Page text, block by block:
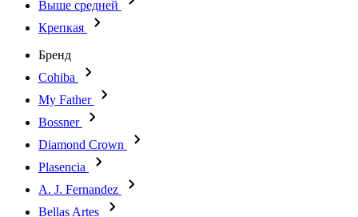
Выше средней
Крепкая
Бренд
Cohiba
My Father
Bossner
Diamond Crown
Plasencia
A. J. Fernandez
Bellas Artes